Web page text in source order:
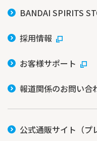
BANDAI SPIRITS
採用情報
お客様サポート
報道関係のお問い合
公式通販サイト（プ